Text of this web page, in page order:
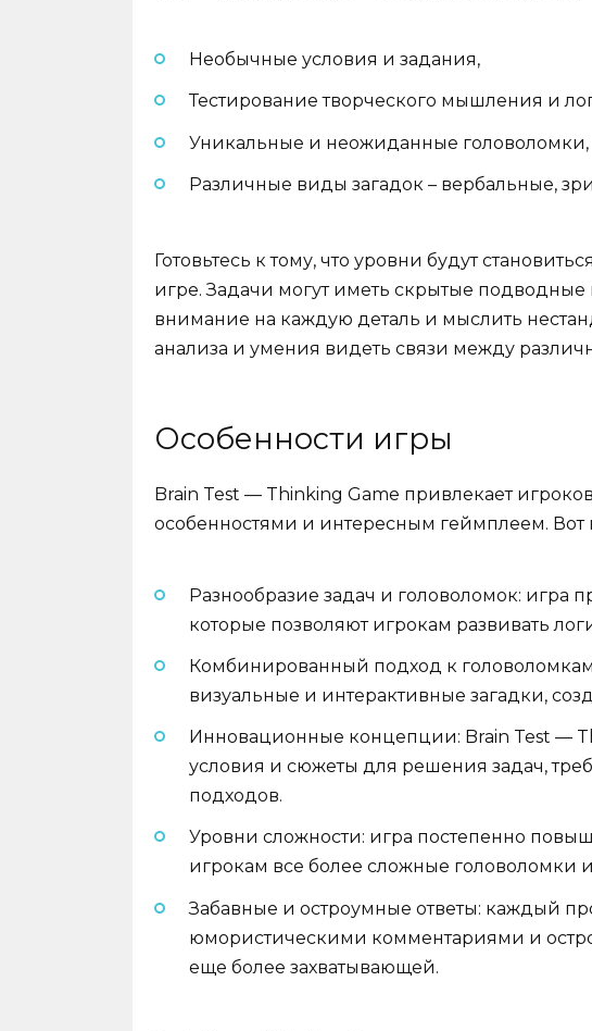
Необычные условия и задания,
Тестирование творческого мышления и
Уникальные и неожиданные головоломки,
Различные виды загадок – вербальные,
Готовьтесь к тому, что уровни будут
игре. Задачи могут иметь скрытые
внимание на каждую деталь и мыслить
анализа и умения видеть связи между
Особенности игры
Brain Test — Thinking Game привлекает
особенностями и интересным геймплеем. Вот
Разнообразие задач и головоломок: игра
которые позволяют игрокам развивать
Комбинированный подход к
визуальные и интерактивные загадки,
Инновационные концепции: Brain Test —
условия и сюжеты для решения задач,
подходов.
Уровни сложности: игра постепенно
игрокам все более сложные
Забавные и остроумные ответы: каждый
юмористическими комментариями и
еще более захватывающей.